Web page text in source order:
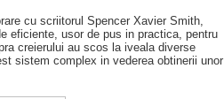
cu scriitorul Spencer Xavier Smith,
eficiente, usor de pus in practica, pentru
creierului au scos la iveala diverse
sistem complex in vederea obtinerii unor